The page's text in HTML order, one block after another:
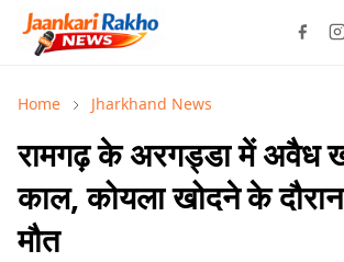
Home Jharkhand News
रामगढ़ के अरगड्डा में अवैध
काल, कोयला खोदने के
मौत